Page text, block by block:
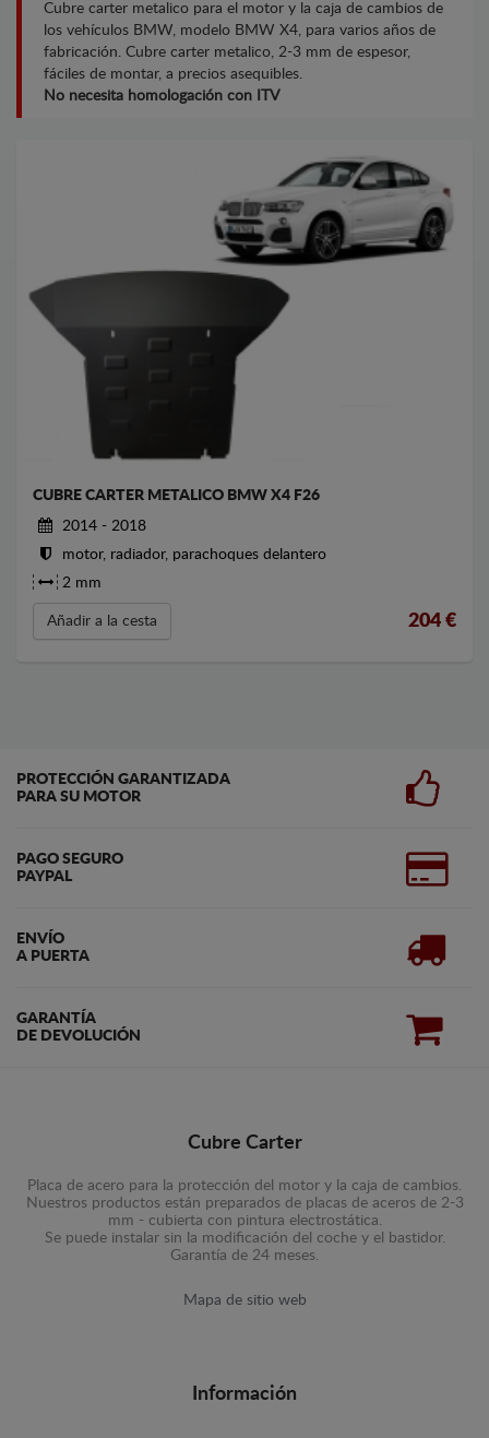
Cubre carter metalico para el motor y la caja de cambios de
los vehículos BMW, modelo BMW X4, para varios años de
fabricación. Cubre carter metalico, 2-3 mm de espesor,
fáciles de montar, a precios asequibles.
No necesita homologación con ITV
CUBRE CARTER METALICO BMW X4 F26
2014 - 2018
motor, radiador, parachoques delantero
2 mm
Añadir a la cesta 204 €
PROTECCIÓN GARANTIZADA
PARA SU MOTOR
PAGO SEGURO
PAYPAL
ENVÍO
A PUERTA
GARANTÍA
DE DEVOLUCIÓN
Cubre Carter
Placa de acero para la protección del motor y la caja de cambios.
Nuestros productos están preparados de placas de aceros de 2-3
mm - cubierta con pintura electrostática.
Se puede instalar sin la modificación del coche y el bastidor.
Garantía de 24 meses.
Mapa de sitio web
Información